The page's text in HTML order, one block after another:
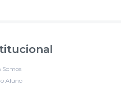
Somos
Aluno